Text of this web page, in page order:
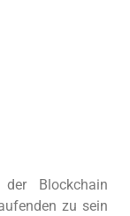
Blockchain
zu sein